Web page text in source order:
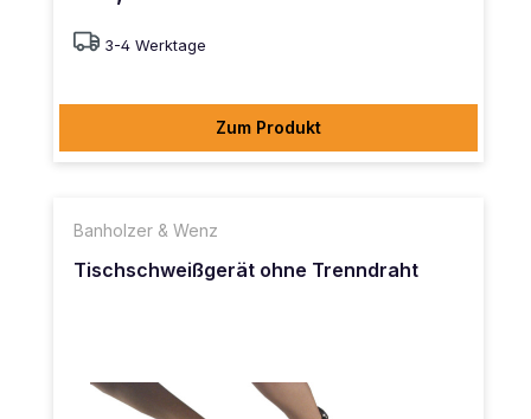
3-4 Werktage
Zum Produkt
Banholzer & Wenz
Tischschweißgerät ohne Trenndraht